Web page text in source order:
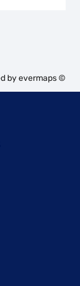
byevermaps ©